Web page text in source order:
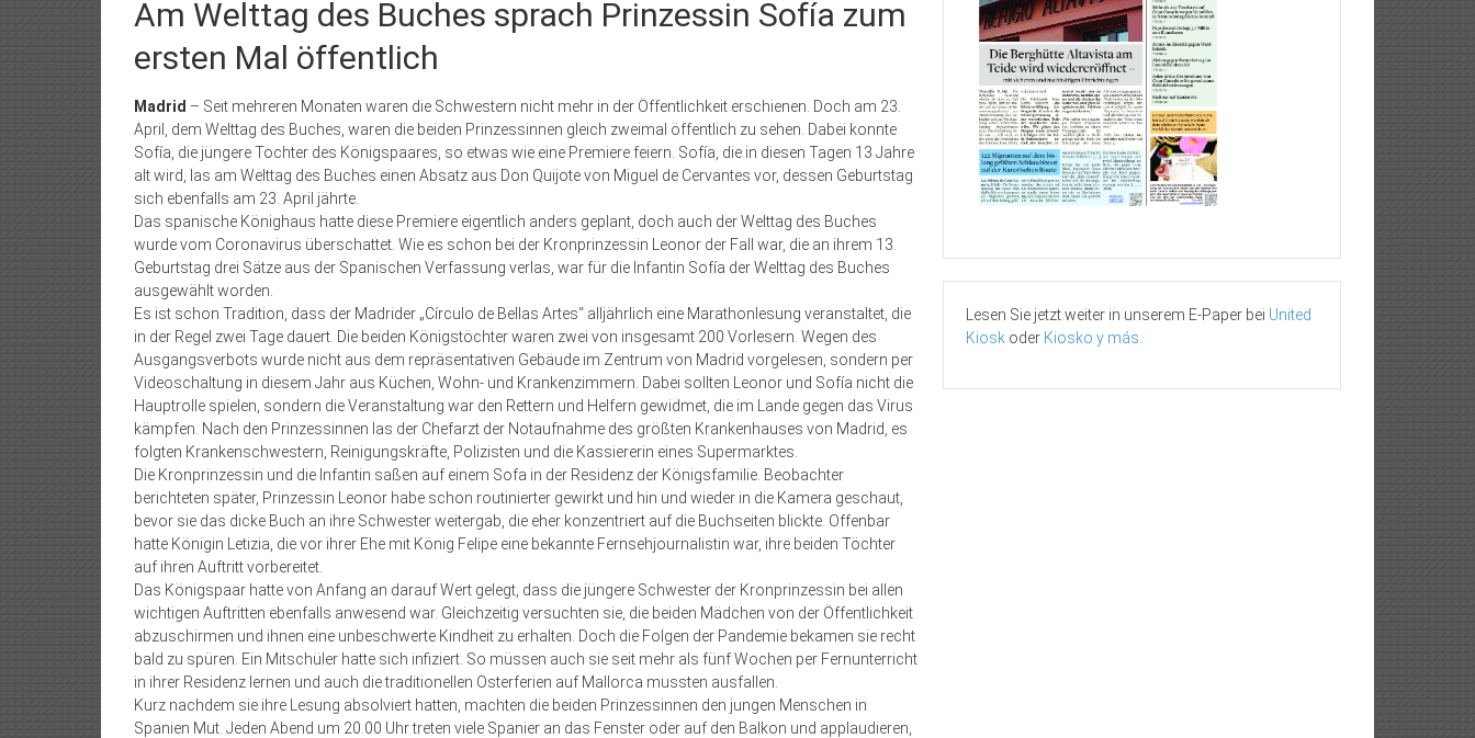
Am Welttag des Buches sprach Prinzessin Sofía zum
ersten Mal öffentlich
Madrid – Seit mehreren Monaten waren die Schwestern nicht mehr in der Öffentlichkeit erschienen. Doch am 23.
April, dem Welttag des Buches, waren die beiden Prinzessinnen gleich zweimal öffentlich zu sehen. Dabei konnte
Sofía, die jüngere Tochter des Königspaares, so etwas wie eine Premiere feiern. Sofía, die in diesen Tagen 13 Jahre
alt wird, las am Welttag des Buches einen Absatz aus Don Quijote von Miguel de Cervantes vor, dessen Geburtstag
sich ebenfalls am 23. April jährte.
Das spanische Könighaus hatte diese Premiere eigentlich anders geplant, doch auch der Welttag des Buches
wurde vom Coronavirus überschattet. Wie es schon bei der Kronprinzessin Leonor der Fall war, die an ihrem 13.
Geburtstag drei Sätze aus der Spanischen Verfassung verlas, war für die Infantin Sofía der Welttag des Buches
ausgewählt worden.
Es ist schon Tradition, dass der Madrider „Círculo de Bellas Artes“ alljährlich eine Marathonlesung veranstaltet, die
in der Regel zwei Tage dauert. Die beiden Königstöchter waren zwei von insgesamt 200 Vorlesern. Wegen des
Ausgangsverbots wurde nicht aus dem repräsentativen Gebäude im Zentrum von Madrid vorgelesen, sondern per
Videoschaltung in diesem Jahr aus Küchen, Wohn- und Krankenzimmern. Dabei sollten Leonor und Sofía nicht die
Hauptrolle spielen, sondern die Veranstaltung war den Rettern und Helfern gewidmet, die im Lande gegen das Virus
kämpfen. Nach den Prinzessinnen las der Chefarzt der Notaufnahme des größten Krankenhauses von Madrid, es
folgten Krankenschwestern, Reinigungskräfte, Polizisten und die Kassiererin eines Supermarktes.
Die Kronprinzessin und die Infantin saßen auf einem Sofa in der Residenz der Königsfamilie. Beobachter
berichteten später, Prinzessin Leonor habe schon routinierter gewirkt und hin und wieder in die Kamera geschaut,
bevor sie das dicke Buch an ihre Schwester weitergab, die eher konzentriert auf die Buchseiten blickte. Offenbar
hatte Königin Letizia, die vor ihrer Ehe mit König Felipe eine bekannte Fernsehjournalistin war, ihre beiden Töchter
auf ihren Auftritt vorbereitet.
Das Königspaar hatte von Anfang an darauf Wert gelegt, dass die jüngere Schwester der Kronprinzessin bei allen
wichtigen Auftritten ebenfalls anwesend war. Gleichzeitig versuchten sie, die beiden Mädchen von der Öffentlichkeit
abzuschirmen und ihnen eine unbeschwerte Kindheit zu erhalten. Doch die Folgen der Pandemie bekamen sie recht
bald zu spüren. Ein Mitschüler hatte sich infiziert. So müssen auch sie seit mehr als fünf Wochen per Fernunterricht
in ihrer Residenz lernen und auch die traditionellen Osterferien auf Mallorca mussten ausfallen.
Kurz nachdem sie ihre Lesung absolviert hatten, machten die beiden Prinzessinnen den jungen Menschen in
Spanien Mut. Jeden Abend um 20.00 Uhr treten viele Spanier an das Fenster oder auf den Balkon und applaudieren,
Lesen Sie jetzt weiter in unserem E-Paper bei United
Kiosk oder Kiosko y más